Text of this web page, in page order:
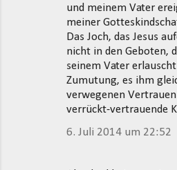
und meinem Vater
meiner
Das Joch, das Jesus
nicht in den Geboten,
seinem Vater
Zumutung, es ihm
verwegenen Vertrauen
verrückt-vertrauende
6. Juli 2014 um 22:52